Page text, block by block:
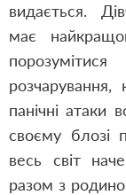
видається.
має
панічні атаки
своєму блозі
весь світ
разом з